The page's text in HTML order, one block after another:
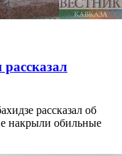
рассказал об
накрыли обильные